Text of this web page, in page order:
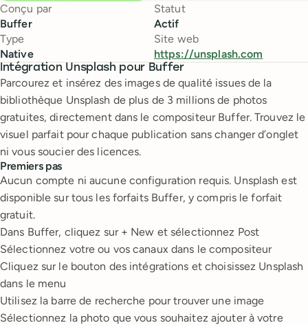
Conçu par
Buffer
Statut
Actif
Type
Native
Site web
https://unsplash.com
Intégration Unsplash pour Buffer
Parcourez et insérez des images de qualité issues de la
bibliothèque Unsplash de plus de 3 millions de photos
gratuites, directement dans le compositeur Buffer. Trouvez le
visuel parfait pour chaque publication sans changer d’onglet
ni vous soucier des licences.
Premiers pas
Aucun compte ni aucune configuration requis. Unsplash est
disponible sur tous les forfaits Buffer, y compris le forfait
gratuit.
Dans Buffer, cliquez sur + New et sélectionnez Post
Sélectionnez votre ou vos canaux dans le compositeur
Cliquez sur le bouton des intégrations et choisissez Unsplash
dans le menu
Utilisez la barre de recherche pour trouver une image
Sélectionnez la photo que vous souhaitez ajouter à votre